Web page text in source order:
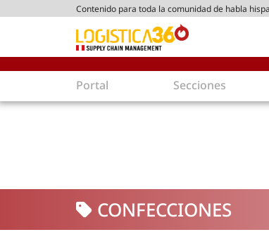
Contenido para toda la comunidad de habla
Portal Secciones
Comercio ExteriorCONFECCIONES